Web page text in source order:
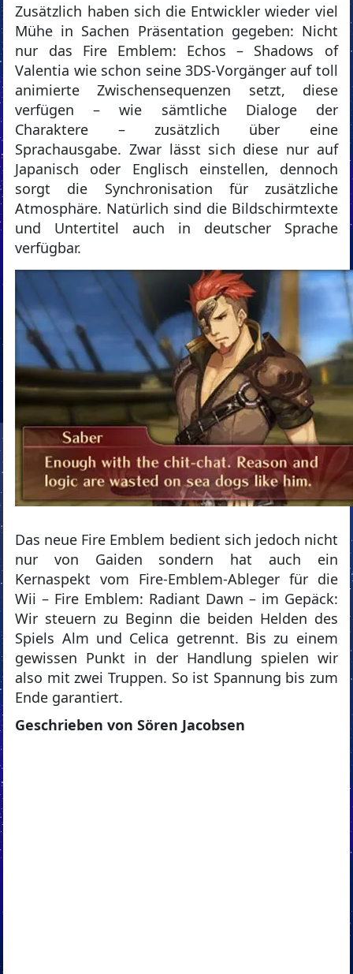
Zusätzlich haben sich die Entwickler wieder viel
Mühe in Sachen Präsentation gegeben: Nicht
nur das Fire Emblem: Echos – Shadows of
Valentia wie schon seine 3DS-Vorgänger auf toll
animierte Zwischensequenzen setzt, diese
verfügen – wie sämtliche Dialoge der
Charaktere – zusätzlich über eine
Sprachausgabe. Zwar lässt sich diese nur auf
Japanisch oder Englisch einstellen, dennoch
sorgt die Synchronisation für zusätzliche
Atmosphäre. Natürlich sind die Bildschirmtexte
und Untertitel auch in deutscher Sprache
verfügbar.
Das neue Fire Emblem bedient sich jedoch nicht
nur von Gaiden sondern hat auch ein
Kernaspekt vom Fire-Emblem-Ableger für die
Wii – Fire Emblem: Radiant Dawn – im Gepäck:
Wir steuern zu Beginn die beiden Helden des
Spiels Alm und Celica getrennt. Bis zu einem
gewissen Punkt in der Handlung spielen wir
also mit zwei Truppen. So ist Spannung bis zum
Ende garantiert.
Geschrieben von Sören Jacobsen